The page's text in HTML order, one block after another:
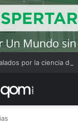
por la ciencia de